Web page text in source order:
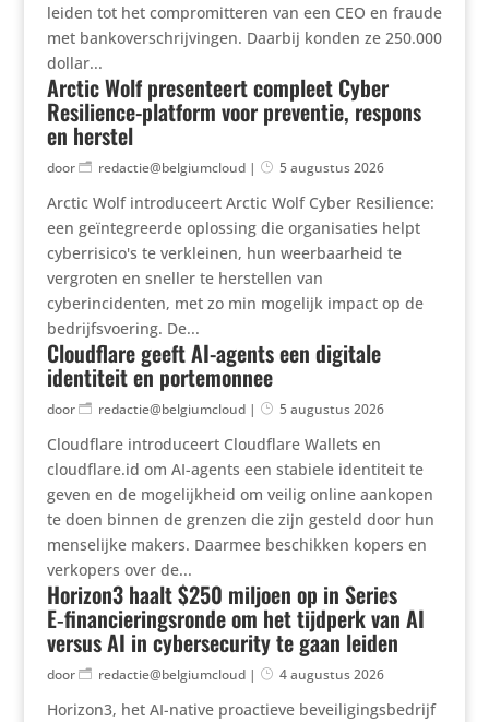
leiden tot het compromitteren van een CEO en fraude
met bankoverschrijvingen. Daarbij konden ze 250.000
dollar...
Arctic Wolf presenteert compleet Cyber
Resilience-platform voor preventie, respons
en herstel
door redactie@belgiumcloud| 5 augustus 2026
Arctic Wolf introduceert Arctic Wolf Cyber Resilience:
een geïntegreerde oplossing die organisaties helpt
cyberrisico's te verkleinen, hun weerbaarheid te
vergroten en sneller te herstellen van
cyberincidenten, met zo min mogelijk impact op de
bedrijfsvoering. De...
Cloudflare geeft AI-agents een digitale
identiteit en portemonnee
door redactie@belgiumcloud| 5 augustus 2026
Cloudflare introduceert Cloudflare Wallets en
cloudflare.id om AI-agents een stabiele identiteit te
geven en de mogelijkheid om veilig online aankopen
te doen binnen de grenzen die zijn gesteld door hun
menselijke makers. Daarmee beschikken kopers en
verkopers over de...
Horizon3 haalt $250 miljoen op in Series
E‑financieringsronde om het tijdperk van AI
versus AI in cybersecurity te gaan leiden
door redactie@belgiumcloud| 4 augustus 2026
Horizon3, het AI-native proactieve beveiligingsbedrijf